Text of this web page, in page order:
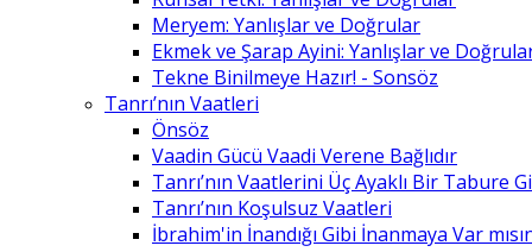
Meryem: Yanlışlar ve Doğrular
Ekmek ve Şarap Ayini: Yanlışlar ve
Tekne Binilmeye Hazır! - Sonsöz
Tanrı’nın Vaatleri
Önsöz
Vaadin Gücü Vaadi Verene Bağlıdır
Tanrı’nın Vaatlerini Üç Ayaklı Bir Tabure
Tanrı’nın Koşulsuz Vaatleri
İbrahim'in İnandığı Gibi İnanmaya Var